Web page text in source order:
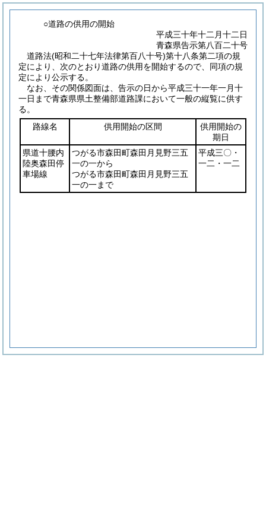
○道路の供用の開始
平成三十年十二月十二日
青森県告示第八百二十号
道路法(昭和二十七年法律第百八十号)第十八条第二項の規
定により、次のとおり道路の供用を開始するので、同項の規
定により公示する。
なお、その関係図面は、告示の日から平成三十一年一月十
一日まで青森県県土整備部道路課において一般の縦覧に供す
る。
路線名
供用開始の区間
供用開始の
期日
県道十腰内
陸奥森田停
車場線
つがる市森田町森田月見野三五
一の一から
つがる市森田町森田月見野三五
一の一まで
平成三〇・
一二・一二